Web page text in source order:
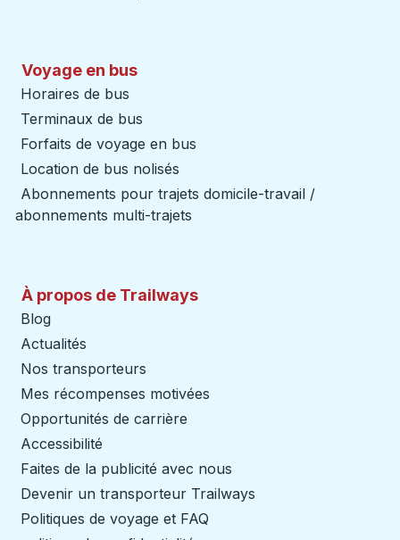
Voyage en bus
Horaires de bus
Terminaux de bus
Forfaits de voyage en bus
Location de bus nolisés
Abonnements pour trajets domicile-travail /
abonnements multi-trajets
À propos de Trailways
Blog
Actualités
Nos transporteurs
Mes récompenses motivées
Opportunités de carrière
Accessibilité
Faites de la publicité avec nous
Devenir un transporteur Trailways
Politiques de voyage et FAQ